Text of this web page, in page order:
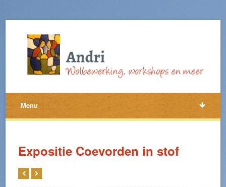
Menu
Expositie Coevorden in stof